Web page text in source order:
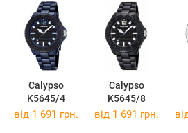
Calypso
K5645/4
Calypso
K5645/8
від 1 691 грн. від 1 691 грн.